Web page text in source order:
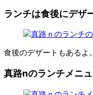
ランチは食後にデザ
食後のデザートもあるよ
真路nのランチメニ